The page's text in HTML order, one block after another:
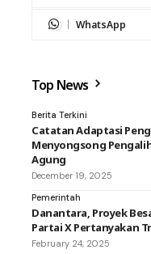
WhatsApp
Top News
Berita Terkini
Catatan Adaptasi
Menyongsong
Agung
December 19, 2025
Pemerintah
Danantara, Proyek
Partai X Pertanyakan
February 24, 2025